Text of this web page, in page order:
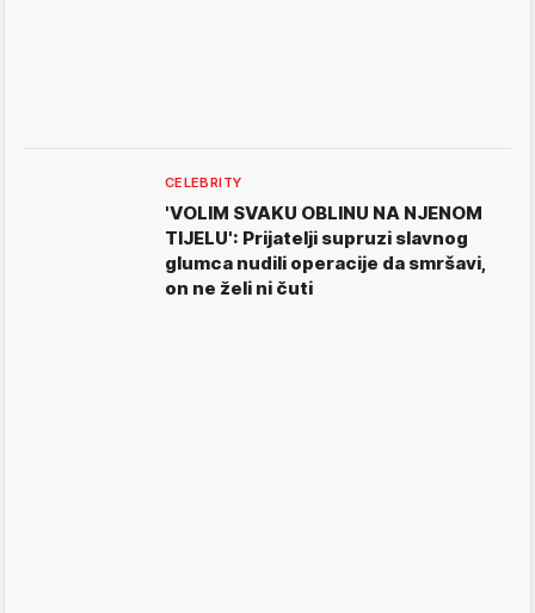
CELEBRITY
'VOLIM SVAKU OBLINU NA NJENOM
TIJELU': Prijatelji supruzi slavnog
glumca nudili operacije da smršavi,
on ne želi ni čuti